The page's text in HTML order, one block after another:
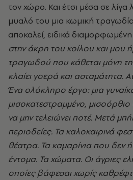
τον χώρο. Και έτσι μέσα σε
μυαλό του μια κωμική
αποκαλεί, ειδικά διαμορφωμένη
στην άκρη του κοίλου και μου
τραγωδού που κάθεται μόνη
κλαίει γοερά και ασταμάτητα.
Ένα ολόκληρο έργο: μια
μισοκατεστραμμένο, μισοόρθιο
να μην τελειώνει ποτέ. Μετά
περιοδείες. Τα καλοκαιρινά
θέατρα. Τα καμαρίνια που δεν
έντομα. Τα χώματα. Οι άγριες
οποίες βάφεσαι χωρίς